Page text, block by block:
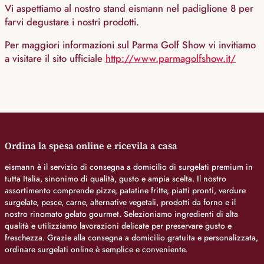
Vi aspettiamo al nostro stand eismann nel padiglione 8 per
farvi degustare i nostri prodotti.
Per maggiori informazioni sul Parma Golf Show vi invitiamo
a visitare il sito ufficiale http://www.parmagolfshow.it/
Ordina la spesa online e ricevila a casa
eismann è il servizio di consegna a domicilio di surgelati premium in
tutta Italia, sinonimo di qualità, gusto e ampia scelta. Il nostro
assortimento comprende pizze, patatine fritte, piatti pronti, verdure
surgelate, pesce, carne, alternative vegetali, prodotti da forno e il
nostro rinomato gelato gourmet. Selezioniamo ingredienti di alta
qualità e utilizziamo lavorazioni delicate per preservare gusto e
freschezza. Grazie alla consegna a domicilio gratuita e personalizzata,
ordinare surgelati online è semplice e conveniente.